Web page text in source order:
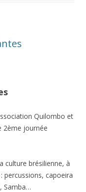
Quilombo et
2ème journée
culture brésilienne, à
percussions, capoeira
Samba…